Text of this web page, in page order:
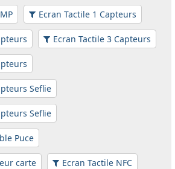
Ecran Tactile 1 Capteurs
Ecran Tactile 3 Capteurs
Seflie
Seflie
Puce
carte Ecran Tactile NFC